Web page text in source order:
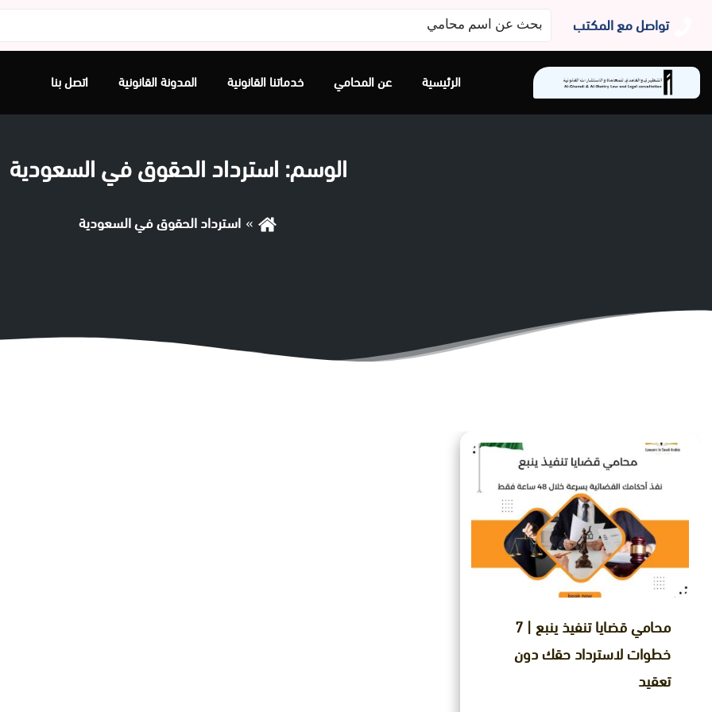
تواصل مع المكتب
البحث
عن:
الرئيسية عن المحامي خدماتنا القانونية المدونة القانونية اتصل بنا
الوسم: استرداد الحقوق في السعودية
استرداد الحقوق في السعودية
محامي قضايا تنفيذ ينبع | 7
خطوات لاسترداد حقك دون
تعقيد